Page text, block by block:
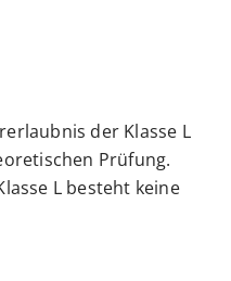
der Klasse L
Prüfung.
L besteht keine